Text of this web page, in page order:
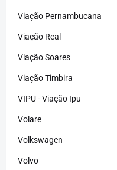
Viação Pernambucana
Viação Real
Viação Soares
Viação Timbira
VIPU - Viação Ipu
Volare
Volkswagen
Volvo